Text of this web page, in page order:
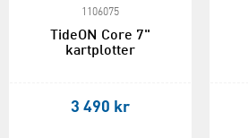
1106075
TideON Core 7"
kartplotter
3 490 kr